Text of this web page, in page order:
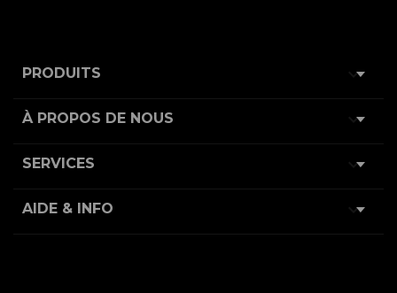
PRODUITS 
À PROPOS DE NOUS 
SERVICES 
AIDE & INFO 